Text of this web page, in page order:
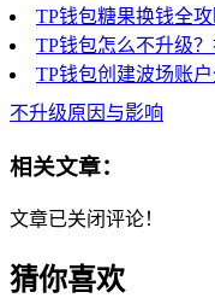
TP钱包糖果换钱全
TP钱包怎么不升级
TP钱包创建波场账
不升级原因与影响
相关文章：
文章已关闭评论！
猜你喜欢